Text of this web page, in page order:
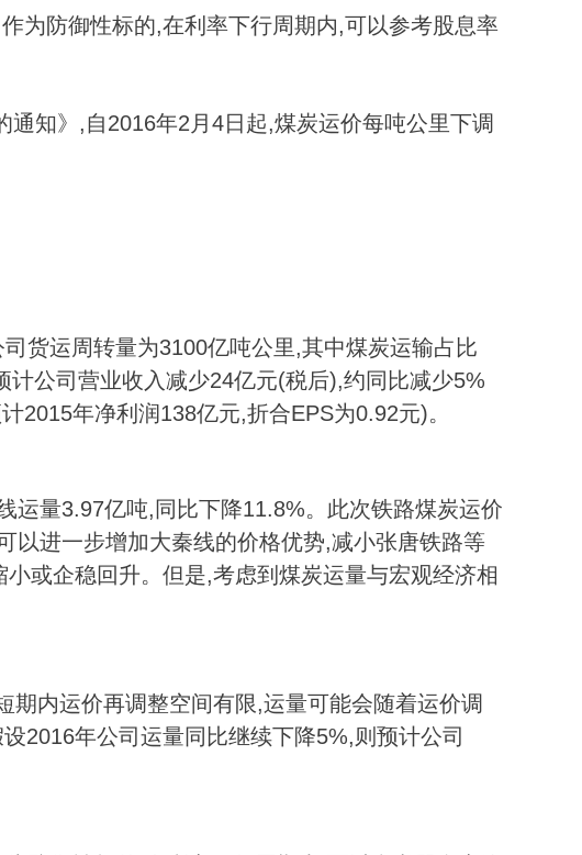
为防御性标的,在利率下行周期内,可以参考股息率
知》,自2016年2月4日起,煤炭运价每吨公里下调
货运周转量为3100亿吨公里,其中煤炭运输占比
公司营业收入减少24亿元(税后),约同比减少5%
2015年净利润138亿元,折合EPS为0.92元)。
运量3.97亿吨,同比下降11.8%。此次铁路煤炭运价
以进一步增加大秦线的价格优势,减小张唐铁路等
或企稳回升。但是,考虑到煤炭运量与宏观经济相
内运价再调整空间有限,运量可能会随着运价调
2016年公司运量同比继续下降5%,则预计公司